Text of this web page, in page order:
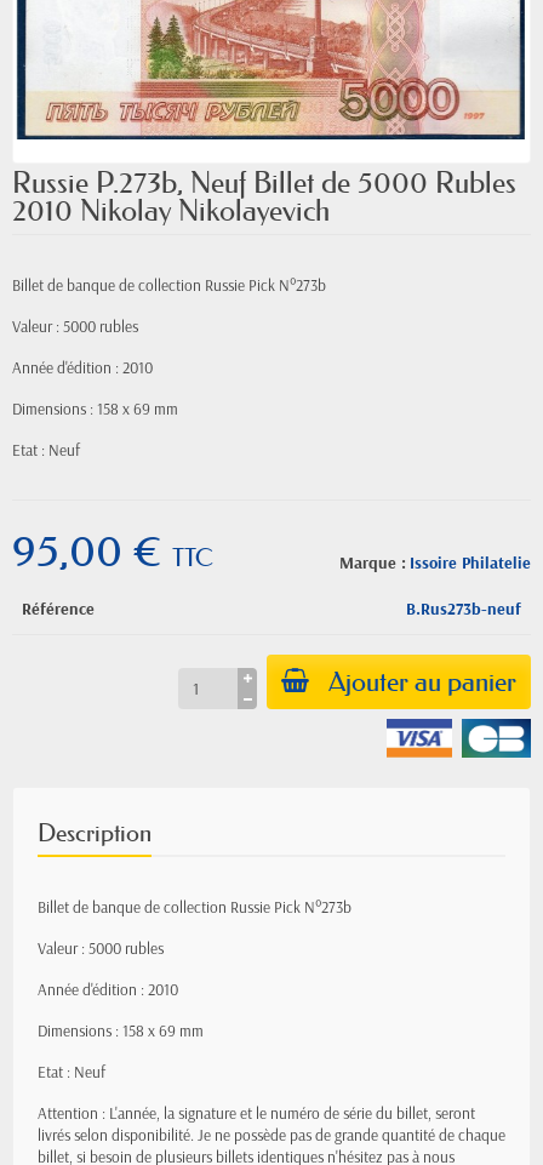
Russie P.273b, Neuf Billet de 5000 Rubles
2010 Nikolay Nikolayevich
Billet de banque de collection Russie Pick N°273b
Valeur : 5000 rubles
Année d'édition : 2010
Dimensions : 158 x 69 mm
Etat : Neuf
Marque : Issoire Philatelie
95,00 € TTC
Référence B.Rus273b-neuf
Ajouter au panier
Description
Billet de banque de collection Russie Pick N°273b
Valeur : 5000 rubles
Année d'édition : 2010
Dimensions : 158 x 69 mm
Etat : Neuf
Attention : L'année, la signature et le numéro de série du billet, seront
livrés selon disponibilité. Je ne possède pas de grande quantité de chaque
billet, si besoin de plusieurs billets identiques n'hésitez pas à nous